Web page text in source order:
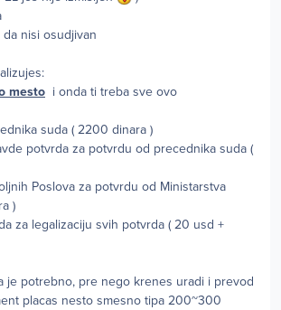
nisi osudjivan
mesto i onda ti treba sve ovo
suda ( 2200 dinara )
potvrda za potvrdu od precednika suda (
Poslova za potvrdu od Ministarstva
)
za legalizaciju svih potvrda ( 20 usd +
je potrebno, pre nego krenes uradi i prevod
placas nesto smesno tipa 200~300